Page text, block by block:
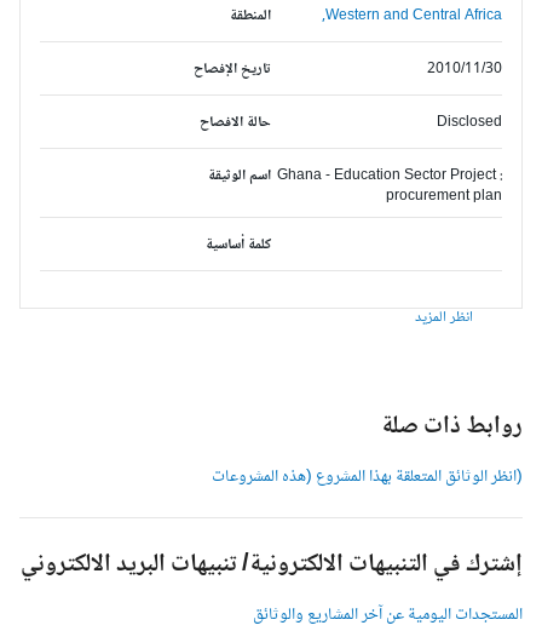
المنطقة Western and Central Africa,
تاريخ الإفصاح 2010/11/30
حالة الافصاح Disclosed
اسم الوثيقة Ghana - Education Sector Project :
procurement plan
كلمة أساسية
انظر المزيد
روابط ذات صلة
(انظر الوثائق المتعلقة بهذا المشروع (هذه المشروعات
إشترك في التنبيهات الالكترونية/ تنبيهات البريد الالكتروني
المستجدات اليومية عن آخر المشاريع والوثائق